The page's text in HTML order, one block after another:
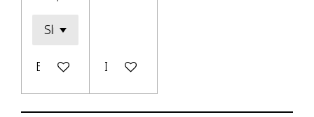
Bekijk details In winkelwagen